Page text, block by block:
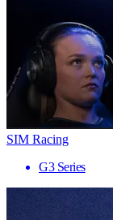
SIM Racing
G3 Series